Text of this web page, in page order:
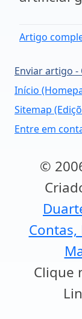
Artigo
Enviar artigo
Início
Sitemap
Entre em
©
Contas,
Clique